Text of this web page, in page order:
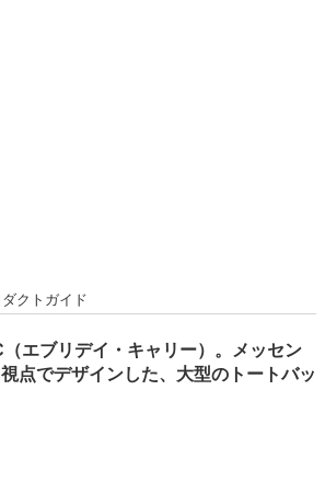
クトガイド
エブリデイ・キャリー）。メッセン
点でデザインした、大型のトートバッ